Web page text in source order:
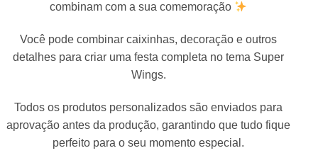
combinam com a sua comemoração
Você pode combinar caixinhas, decoração e outros
detalhes para criar uma festa completa no tema Super
Wings.
Todos os produtos personalizados são enviados para
aprovação antes da produção, garantindo que tudo fique
perfeito para o seu momento especial.